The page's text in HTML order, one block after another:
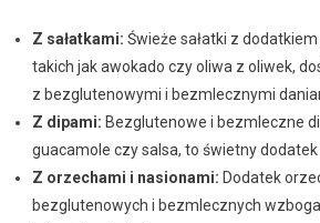
Z sałatkami: Świeże sałatki z
takich jak awokado czy oliwa z oliwek,
z bezglutenowymi i bezmlecznymi
Z dipami: Bezglutenowe i bezmleczne
guacamole czy salsa, to świetny
Z orzechami i nasionami: Dodatek
bezglutenowych i bezmlecznych